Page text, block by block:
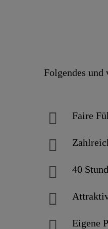
Folgendes
Faire
40
Eigene